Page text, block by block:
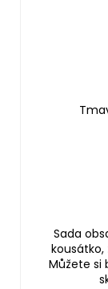
Sada
kousátko,
Můžete si